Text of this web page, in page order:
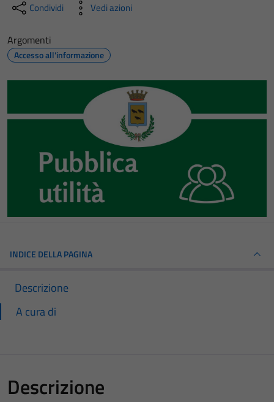
Condividi Vedi azioni
Argomenti
Accesso all'informazione
INDICE DELLA PAGINA
Descrizione
A cura di
Descrizione